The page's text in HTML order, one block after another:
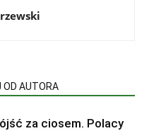
OD AUTORA
za ciosem. Polacy